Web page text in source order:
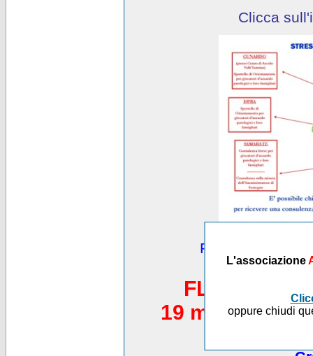
L'associazione
oppure chiudi
Clicca
Puoi vedere
FLASH
19 maggio